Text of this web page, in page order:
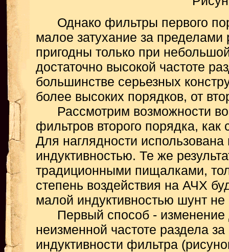
Однако фильтры первого
малое затухание за
пригодны только при
достаточно высокой частоте
большинстве серьезных
более высоких порядков, от
Рассмотрим возможности
фильтров второго порядка,
Для наглядности
индуктивностью. Те же
традиционными пищалками,
степень воздействия на АЧХ
малой индуктивностью шунт не
Первый способ - изменение
неизменной частоте раздела
индуктивности фильтра